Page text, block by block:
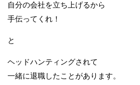
自分の会社を立ち上げるから
手伝ってくれ！
と
ヘッドハンティングされて
一緒に退職したことがあります。